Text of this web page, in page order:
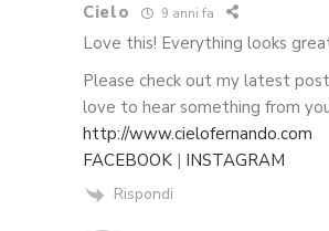
Cielo 9 anni fa
Love this! Everything looks
Please check out my latest
love to hear something from
http://www.cielofernando.com
FACEBOOK | INSTAGRAM
Rispondi